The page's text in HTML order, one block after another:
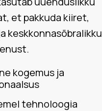
et pakkuda kiiret,
keskkonnasõbralikku
kogemus ja
tehnoloogia